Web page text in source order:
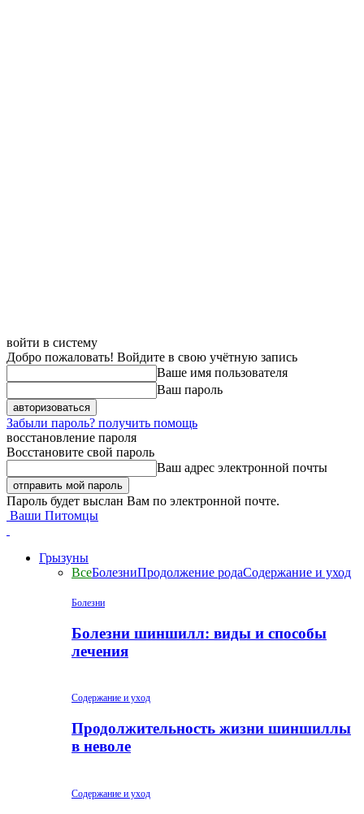
войти в систему
Добро пожаловать! Войдите в свою учётную запись
Ваше имя пользователя
Ваш пароль
Забыли пароль? получить помощь
восстановление пароля
Восстановите свой пароль
Ваш адрес электронной почты
Пароль будет выслан Вам по электронной почте.
Ваши Питомцы
Грызуны
ВсеБолезниПродолжение родаСодержание и уход
Болезни
Болезни шиншилл: виды и способы
лечения
Содержание и уход
Продолжительность жизни шиншиллы
в неволе
Содержание и уход